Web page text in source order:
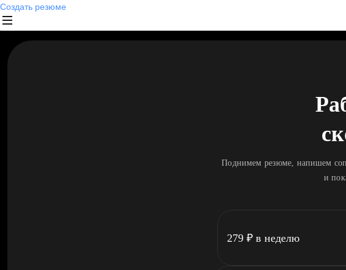
Создать резюме
Поднимем резюме, напишем
и
279 ₽ в неделю